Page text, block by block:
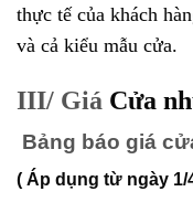
thực tế của khách
và cả kiểu mẫu cửa.
III/ Giá Cửa
Bảng báo giá
( Áp dụng từ ngày 1/